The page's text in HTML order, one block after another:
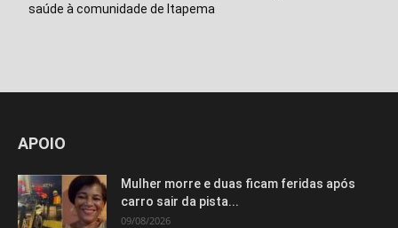
saúde à comunidade de Itapema
APOIO
Mulher morre e duas ficam feridas após
carro sair da pista...
09/08/2026